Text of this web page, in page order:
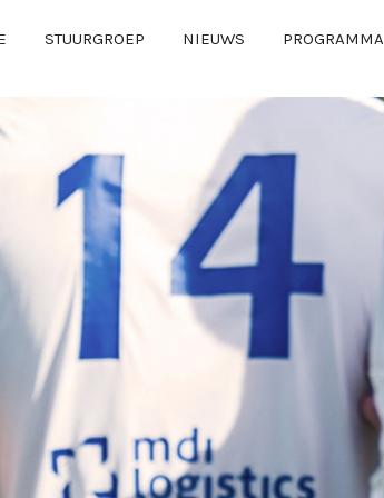
STUURGROEP NIEUWS PROGRAMMA